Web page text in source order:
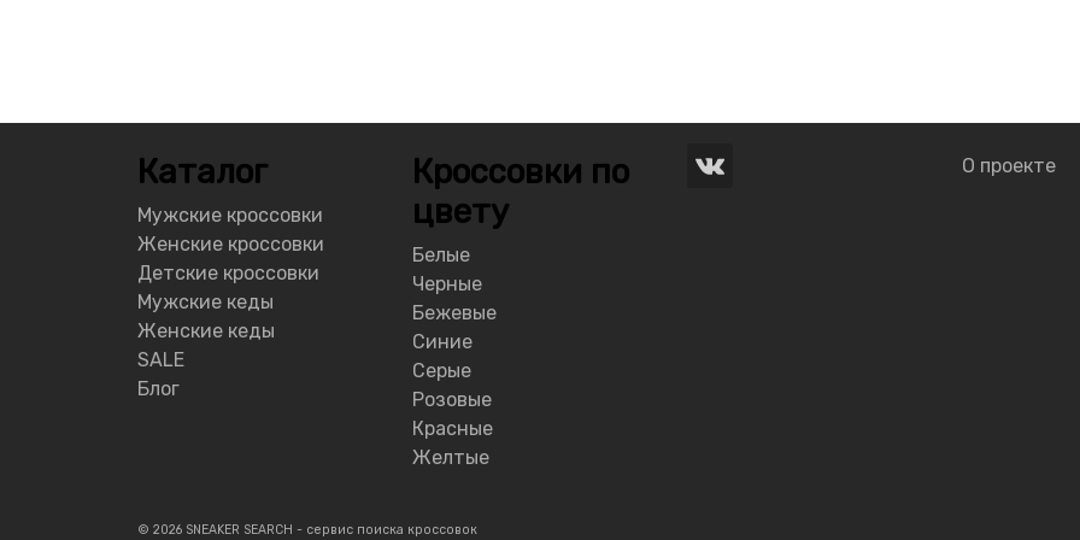
Каталог
Мужские кроссовки
Женские кроссовки
Детские кроссовки
Мужские кеды
Женские кеды
SALE
Блог
Кроссовки по
цвету
Белые
Черные
Бежевые
Синие
Серые
Розовые
Красные
Желтые
О проекте
© 2026 SNEAKER SEARCH - сервис поиска кроссовок